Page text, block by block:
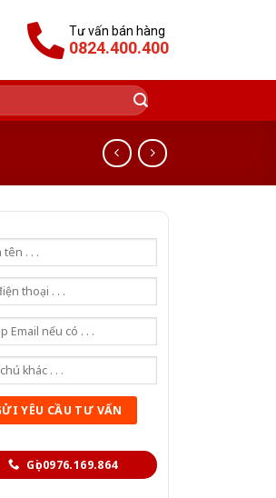
Tư vấn bán hàng
0824.400.400
Gọi 0976.169.864